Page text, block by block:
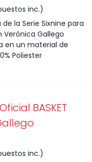
inc.)
de la Serie Sixnine para
Gallego
en un material de
Poliester
BASKET
inc.)